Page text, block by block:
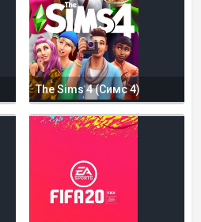
The Sims 4 (Симс 4)